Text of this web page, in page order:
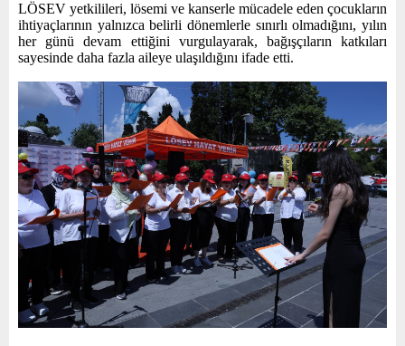
LÖSEV yetkilileri, lösemi ve kanserle mücadele eden çocukların
ihtiyaçlarının yalnızca belirli dönemlerle sınırlı olmadığını, yılın
her günü devam ettiğini vurgulayarak, bağışçıların katkıları
sayesinde daha fazla aileye ulaşıldığını ifade etti.